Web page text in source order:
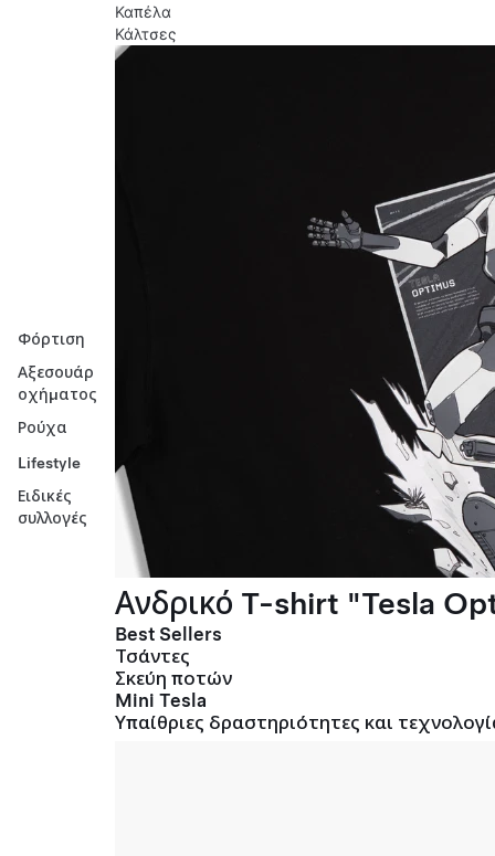
Φόρτιση
Αξεσουάρ
οχήματος
Ρούχα
Lifestyle
Ειδικές
συλλογές
Καπέλα
Κάλτσες
Ανδρικό T-shirt "Tesla
Best Sellers
Τσάντες
Σκεύη ποτών
Mini Tesla
Υπαίθριες δραστηριότητες και